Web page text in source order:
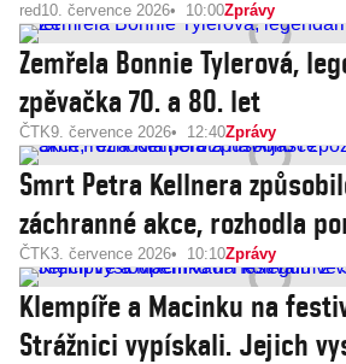
red10. července 2026 10:00Zprávy
Zemřela Bonnie Tylerová,
zpěvačka 70. a 80. let
ČTK9. července 2026 12:40Zprávy
Smrt Petra Kellnera
záchranné akce, rozhodla
ČTK3. července 2026 10:10Zprávy
Klempíře a Macinku na
Strážnici vypískali. Jejich